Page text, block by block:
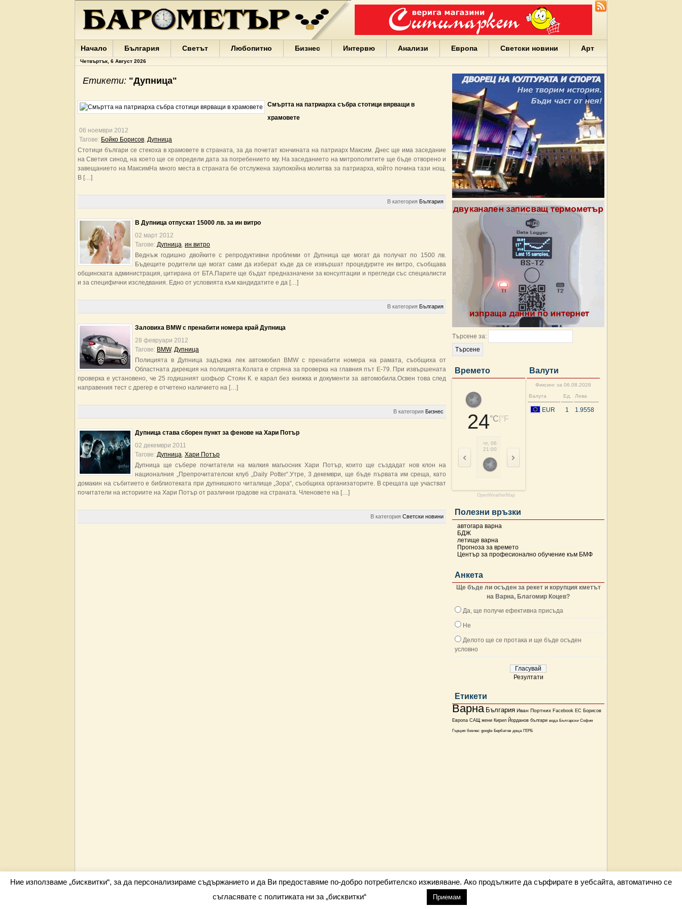
Варна
България
Портних
Facebook
ЕС
Борисов
Европа
Йорданов
Гърция
бизнес
google
ГЕРБ
Начало България Светът Любопитно Бизнес Интервю Анализи Европа Светски новини Арт
Четвъртък, 6 Август 2026
Търсене за:
Времето
24°C °F
чт, 06
21:00
00:00
OpenWeatherMap
Валути
Фиксинг за 06.08.2026
Валута
Ед. Лева
EUR 1 1.9558
Полезни връзки
автогара варна
БДЖ
летище варна
Прогноза за времето
Център за професионално обучение към БМФ
Анкета
Ще бъде ли осъден за рекет и корупция кметът
на Варна, Благомир Коцев?
Да, ще получи ефективна присъда
Не
Делото ще се протака и ще бъде осъден
условно
Резултати
Етикети
Варна България Иван Портних Facebook ЕС Борисов
Европа САЩ жени Кирил Йорданов българи вода Български София
Гърция бизнес google Бербатов деца ГЕРБ
Етикети: "Дупница"
Смъртта на патриарха събра стотици вярващи в
храмовете
06 ноември 2012
Тагове: Бойко Борисов, Дупница
Стотици българи се стекоха в храмовете в страната, за да почетат кончината на патриарх Максим. Днес ще има заседание
на Светия синод, на което ще се определи дата за погребението му. На заседанието на митрополитите ще бъде отворено и
завещанието на МаксимНа много места в страната бе отслужена заупокойна молитва за патриарха, който почина тази нощ.
В […]
В категория България
В Дупница отпускат 15000 лв. за ин витро
02 март 2012
Тагове: Дупница, ин витро
Веднъж годишно двойките с репродуктивни проблеми от Дупница ще могат да получат по 1500 лв.
Бъдещите родители ще могат сами да изберат къде да се извършат процедурите ин витро, съобщава
общинската администрация, цитирана от БТА.Парите ще бъдат предназначени за консултации и прегледи със специалисти
и за специфични изследвания. Едно от условията към кандидатите е да […]
В категория България
Заловиха BMW с пренабити номера край Дупница
28 февруари 2012
Тагове: BMW, Дупница
Полицията в Дупница задържа лек автомобил BMW с пренабити номера на рамата, съобщиха от
Областната дирекция на полицията.Колата е спряна за проверка на главния път Е-79. При извършената
проверка е установено, че 25 годишният шофьор Стоян К. е карал без книжка и документи за автомобила.Освен това след
направения тест с дрегер е отчетено наличието на […]
В категория Бизнес
Дупница става сборен пункт за фенове на Хари Потър
02 декември 2011
Тагове: Дупница, Хари Потър
Дупница ще събере почитатели на малкия магьосник Хари Потър, които ще създадат нов клон на
националния „Препрочитателски клуб „Daily Potter“.Утре, 3 декември, ще бъде първата им среща, като
домакин на събитието е библиотеката при дупнишкото читалище „Зора“, съобщиха организаторите. В срещата ще участват
почитатели на историите на Хари Потър от различни градове на страната. Членовете на […]
В категория Светски новини
Всички права запазени barometar.net © 2026 info@barometar.net
Ние използваме „бисквитки“, за да персонализираме съдържанието и да Ви предоставяме по-добро потребителско изживяване. Ако продължите да сърфирате в уебсайта, автоматично се
съгласявате с политиката ни за „бисквитки“
Приемам